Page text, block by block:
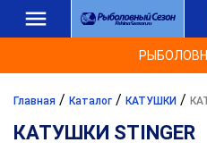
Главная / Каталог / КАТУШКИ /
КАТУШКИ STINGER